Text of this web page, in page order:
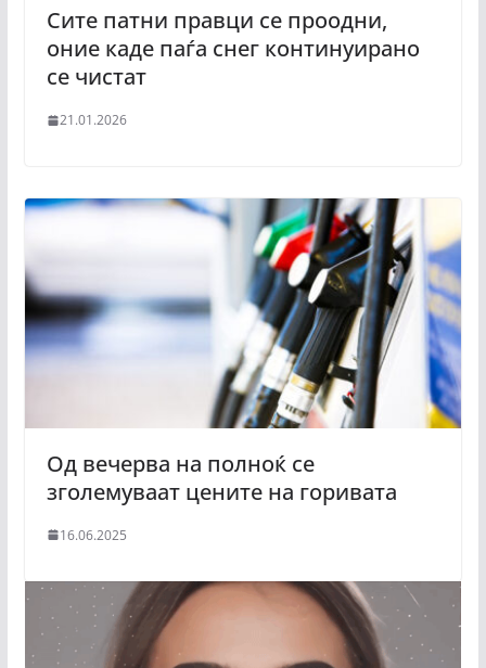
Сите патни правци се проодни,
оние каде паѓа снег континуирано
се чистат
21.01.2026
Од вечерва на полноќ се
зголемуваат цените на горивата
16.06.2025